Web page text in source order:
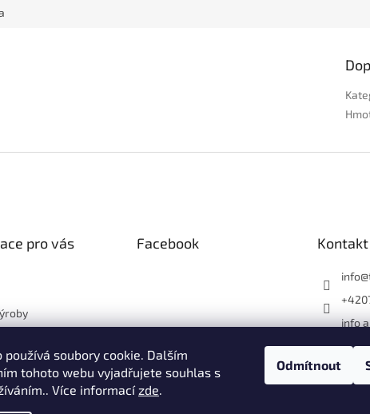
používá soubory cookie. Dalším
tohoto webu vyjadřujete souhlas s
Více informacízde.
Odmítnout
pro vás
dům nebo
Facebook Kontakt
info@
info